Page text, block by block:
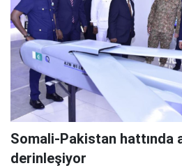
Somali-Pakistan hattında
derinleşiyor